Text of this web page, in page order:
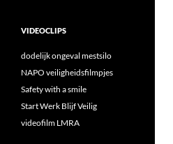
VIDEOCLIPS
dodelijk ongeval mestsilo
NAPO veiligheidsfilmpjes
Safety with a smile
Start Werk Blijf Veilig
videofilm LMRA